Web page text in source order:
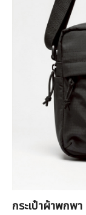
กระเป๋าผ้าพกพา